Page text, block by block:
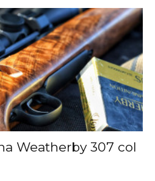
Weatherby 307 col